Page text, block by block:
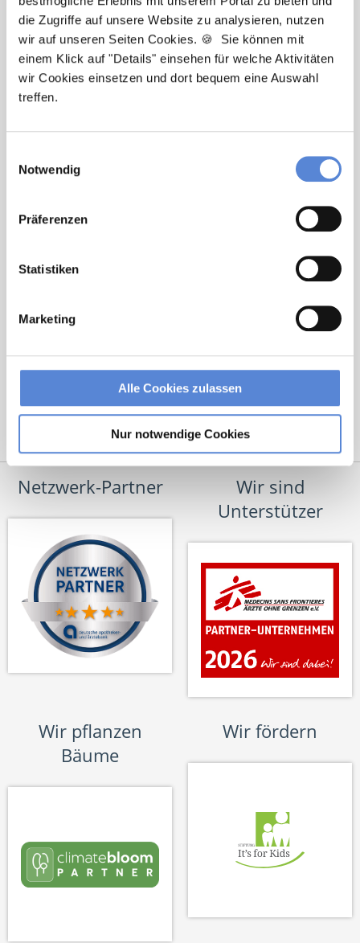
die Zugriffe auf unsere Website zu analysieren, nutzen
wir auf unseren Seiten Cookies. 🍪 Sie können mit
einem Klick auf "Details" einsehen für welche Aktivitäten
wir Cookies einsetzen und dort bequem eine Auswahl
treffen.
Notwendig
Präferenzen
Statistiken
Marketing
Alle Cookies zulassen
Nur notwendige Cookies
Sie haben Fragen zu unseren Stellenanzeigen oder
benötigen Unterstützung beim Ausfüllen Ihres
Bewerberprofils? Kontaktieren Sie mich einfach, ich
helfe Ihnen gerne weiter!
Jetzt zur kostenlosen Stellenanfrage
Kontakt
Tel.: +49 (0) 521 / 911 730 33
Netzwerk-Partner
Wir sind
Unterstützer
Wir pflanzen
Bäume
Wir fördern